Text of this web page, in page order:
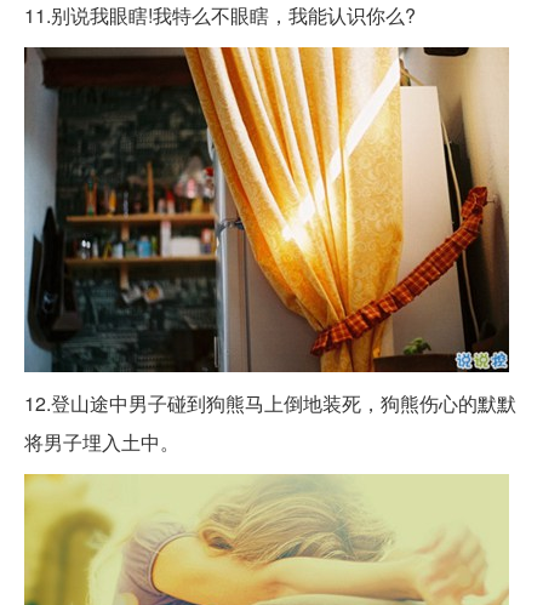
11.别说我眼瞎!我特么不眼瞎，我能认识你么?
12.登山途中男子碰到狗熊马上倒地装死，狗熊伤心的默默
将男子埋入土中。